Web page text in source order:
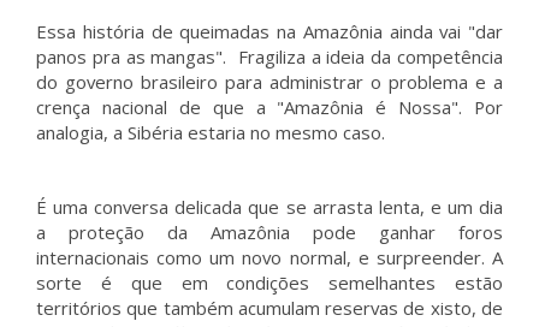
Essa história de queimadas na Amazônia ainda vai "dar
panos pra as mangas". Fragiliza a ideia da competência
do governo brasileiro para administrar o problema e a
crença nacional de que a "Amazônia é Nossa". Por
analogia, a Sibéria estaria no mesmo caso.
É uma conversa delicada que se arrasta lenta, e um dia
a proteção da Amazônia pode ganhar foros
internacionais como um novo normal, e surpreender. A
sorte é que em condições semelhantes estão
territórios que também acumulam reservas de xisto, de